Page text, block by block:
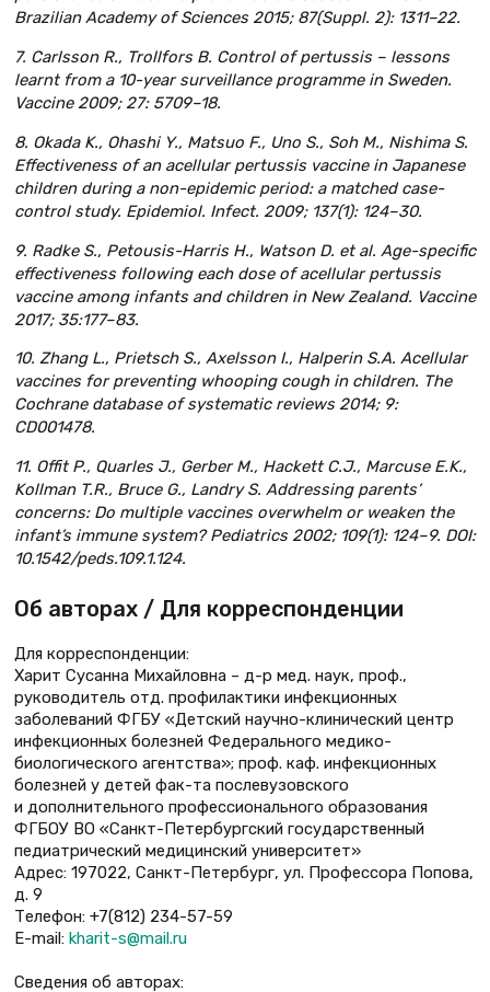
Brazilian Academy of Sciences 2015; 87(Suppl. 2): 1311–22.
7. Carlsson R., Trollfors B. Control of pertussis – lessons
learnt from a 10-year surveillance programme in Sweden.
Vaccine 2009; 27: 5709–18.
8. Okada K., Ohashi Y., Matsuo F., Uno S., Soh M., Nishima S.
Effectiveness of an acellular pertussis vaccine in Japanese
children during a non-epidemic period: a matched case-
control study. Epidemiol. Infect. 2009; 137(1): 124–30.
9. Radke S., Petousis-Harris H., Watson D. et al. Age-specific
effectiveness following each dose of acellular pertussis
vaccine among infants and children in New Zealand. Vaccine
2017; 35:177–83.
10. Zhang L., Prietsch S., Axelsson I., Halperin S.A. Acellular
vaccines for preventing whooping cough in children. The
Cochrane database of systematic reviews 2014; 9:
CD001478.
11. Offit P., Quarles J., Gerber M., Hackett C.J., Marcuse E.K.,
Kollman T.R., Bruce G., Landry S. Addressing parents’
concerns: Do multiple vaccines overwhelm or weaken the
infant’s immune system? Pediatrics 2002; 109(1): 124–9. DOI:
10.1542/peds.109.1.124.
Об авторах / Для корреспонденции
Для корреспонденции:
Харит Сусанна Михайловна – д-р мед. наук, проф.,
руководитель отд. профилактики инфекционных
заболеваний ФГБУ «Детский научно-клинический центр
инфекционных болезней Федерального медико-
биологического агентства»; проф. каф. инфекционных
болезней у детей фак-та послевузовского
и дополнительного профессионального образования
ФГБОУ ВО «Санкт-Петербургский государственный
педиатрический медицинский университет»
Адрес: 197022, Санкт-Петербург, ул. Профессора Попова,
д. 9
Телефон: +7(812) 234-57-59
E-mail: kharit-s@mail.ru
Сведения об авторах: